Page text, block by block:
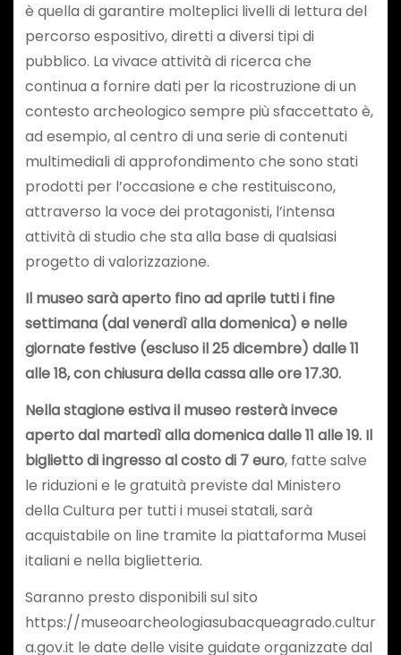
è quella di garantire molteplici livelli di lettura del
percorso espositivo, diretti a diversi tipi di
pubblico. La vivace attività di ricerca che
continua a fornire dati per la ricostruzione di un
contesto archeologico sempre più sfaccettato è,
ad esempio, al centro di una serie di contenuti
multimediali di approfondimento che sono stati
prodotti per l’occasione e che restituiscono,
attraverso la voce dei protagonisti, l’intensa
attività di studio che sta alla base di qualsiasi
progetto di valorizzazione.
Il museo sarà aperto fino ad aprile tutti i fine
settimana (dal venerdì alla domenica) e nelle
giornate festive (escluso il 25 dicembre) dalle 11
alle 18, con chiusura della cassa alle ore 17.30.
Nella stagione estiva il museo resterà invece
aperto dal martedì alla domenica dalle 11 alle 19. Il
biglietto di ingresso al costo di 7 euro, fatte salve
le riduzioni e le gratuità previste dal Ministero
della Cultura per tutti i musei statali, sarà
acquistabile on line tramite la piattaforma Musei
italiani e nella biglietteria.
Saranno presto disponibili sul sito
https://museoarcheologiasubacqueagrado.cultur
a.gov.it le date delle visite guidate organizzate dal